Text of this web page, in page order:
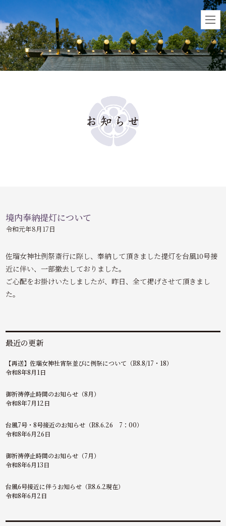
境内奉納提灯について
令和元年8月17日
佐瑠女神社例祭斎行に際し、奉納して頂きました提灯を台風10号接
近に伴い、一部撤去しておりました。
ご心配をお掛けいたしましたが、昨日、全て掲げさせて頂きまし
た。
最近の更新
【再送】佐瑠女神社宵祭並びに例祭について（R8.8/17・18）
令和8年8月1日
御祈祷停止時間のお知らせ（8月）
令和8年7月12日
台風7号・8号接近のお知らせ（R8.6.26 7：00）
令和8年6月26日
御祈祷停止時間のお知らせ（7月）
令和8年6月13日
台風6号接近に伴うお知らせ（R8.6.2現在）
令和8年6月2日